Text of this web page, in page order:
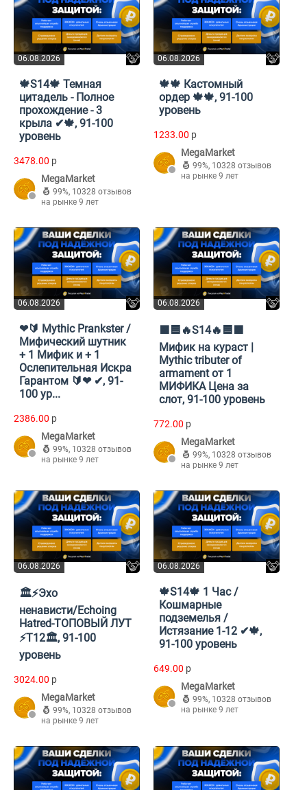
06.08.2026
🍁S14🍁 Темная
цитадель - Полное
прохождение - 3
крыла ✔🍁, 91-100
уровень
3478.00 p
MegaMarket
99%, 10328 отзывов
на рынке 9 лет
06.08.2026
🍁🍁 Кастомный
ордер 🍁🍁, 91-100
уровень
1233.00 p
MegaMarket
99%, 10328 отзывов
на рынке 9 лет
06.08.2026
❤🔰 Mythic Prankster /
Мифический шутник
+ 1 Мифик и + 1
Ослепительная Искра
Гарантом 🔰❤ ✔, 91-
100 ур...
2386.00 p
MegaMarket
99%, 10328 отзывов
на рынке 9 лет
06.08.2026
🟪🟦🔥S14🔥🟦🟪
Мифик на кураст |
Mythic tributer of
armament от 1
МИФИКА Цена за
слот, 91-100 уровень
772.00 p
MegaMarket
99%, 10328 отзывов
на рынке 9 лет
06.08.2026
🏛️⚡Эхо
ненависти/Echoing
Hatred-ТОПОВЫЙ ЛУТ
⚡T12🏛️, 91-100
уровень
3024.00 p
MegaMarket
99%, 10328 отзывов
на рынке 9 лет
06.08.2026
🍁S14🍁 1 Час /
Кошмарные
подземелья /
Истязание 1-12 ✔🍁,
91-100 уровень
649.00 p
MegaMarket
99%, 10328 отзывов
на рынке 9 лет